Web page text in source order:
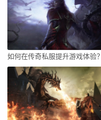
如何在传奇私服提升游戏体验？